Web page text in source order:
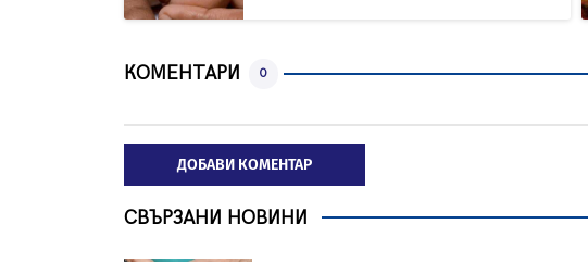
КОМЕНТАРИ 0
ДОБАВИ КОМЕНТАР
СВЪРЗАНИ НОВИНИ